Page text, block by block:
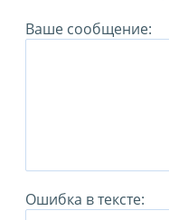
Ваше сообщение:
Ошибка в тексте: